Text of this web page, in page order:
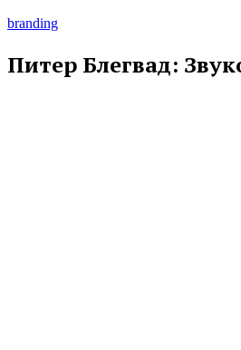
branding
Питер Блегвад: